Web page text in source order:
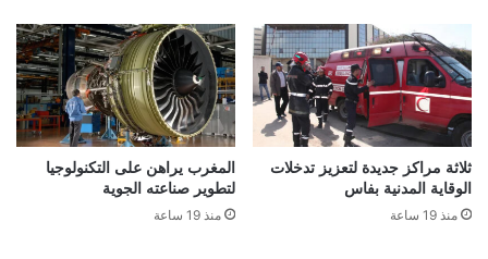
ثلاثة مراكز جديدة لتعزيز تدخلات
الوقاية المدنية بفاس
منذ 19 ساعة
المغرب يراهن على التكنولوجيا
لتطوير صناعته الجوية
منذ 19 ساعة